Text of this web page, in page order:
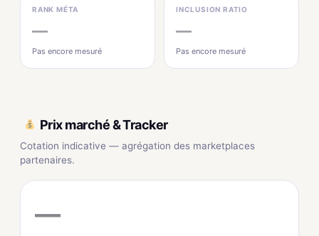
RANK MÉTA
—
Pas encore mesuré
INCLUSION RATIO
—
Pas encore mesuré
Prix marché & Tracker
Cotation indicative — agrégation des marketplaces
partenaires.
—